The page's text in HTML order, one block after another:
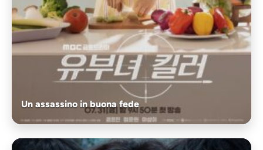
Un assassino in buona fede